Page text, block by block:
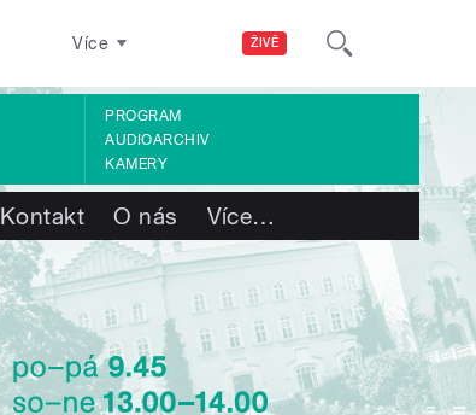
ŽIVĚ
Více
PROGRAM
AUDIOARCHIV
KAMERY
Kontakt O nás Více…